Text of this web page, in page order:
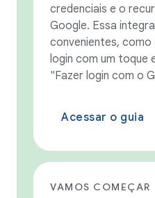
credenciais e o
Google. Essa
convenientes,
login com um
"Fazer login com o
Acessar o guia
VAMOS COMEÇAR